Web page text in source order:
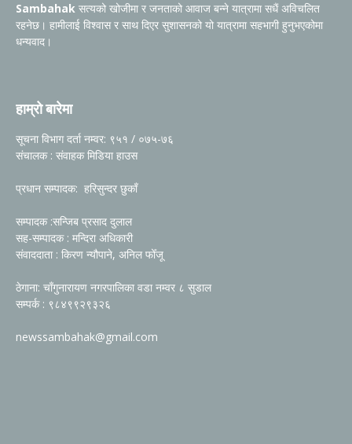
Sambahak सत्यको खोजीमा र जनताको आवाज बन्ने यात्रामा सधैं अविचलित
रहनेछ। हामीलाई विश्वास र साथ दिएर सुशासनको यो यात्रामा सहभागी हुनुभएकोमा
धन्यवाद।
हाम्रो बारेमा
सूचना विभाग दर्ता नम्वर: ९५१ / ०७५-७६
संचालक : संवाहक मिडिया हाउस
प्रधान सम्पादक: हरिसुन्दर छुकाँ
सम्पादक :सन्जिब प्रसाद दुलाल
सह-सम्पादक : मन्दिरा अधिकारी
संवाददाता : किरण न्यौपाने, अनिल फोँजू
ठेगाना: चाँगुनारायण नगरपालिका वडा नम्वर ८ सुडाल
सम्पर्क : ९८४९९२९३२६
newssambahak@gmail.com